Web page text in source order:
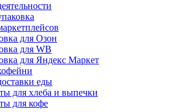
для Озон
для WB
для Яндекс Маркет
еды
для хлеба и выпечки
для кофе